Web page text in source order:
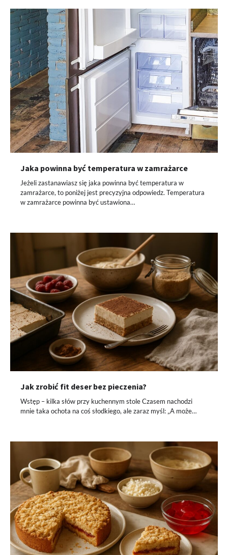
Jaka powinna być temperatura w zamrażarce
Jeżeli zastanawiasz się jaka powinna być temperatura w
zamrażarce, to poniżej jest precyzyjna odpowiedz. Temperatura
w zamrażarce powinna być ustawiona…
Jak zrobić fit deser bez pieczenia?
Wstęp – kilka słów przy kuchennym stole Czasem nachodzi
mnie taka ochota na coś słodkiego, ale zaraz myśl: „A może…